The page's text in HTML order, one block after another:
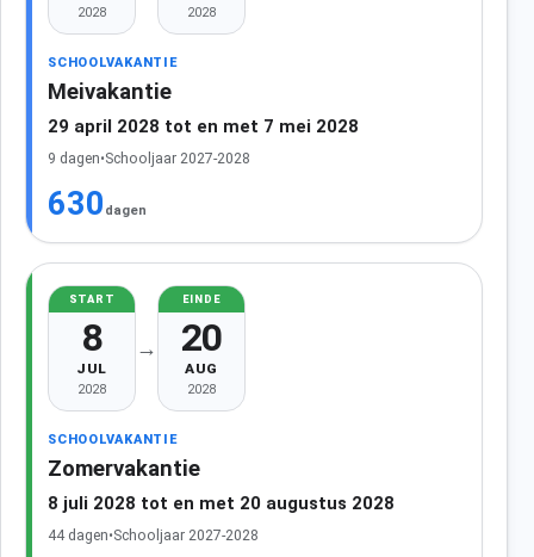
2028 2028
SCHOOLVAKANTIE
Meivakantie
29 april 2028 tot en met 7 mei 2028
9 dagen•Schooljaar 2027-2028
630 dagen
START
8
JUL
2028
→
EINDE
20
AUG
2028
SCHOOLVAKANTIE
Zomervakantie
8 juli 2028 tot en met 20 augustus 2028
44 dagen•Schooljaar 2027-2028